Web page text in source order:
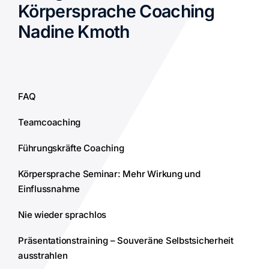
Körpersprache Coaching
Nadine Kmoth
FAQ
Teamcoaching
Führungskräfte Coaching
Körpersprache Seminar: Mehr Wirkung und
Einflussnahme
Nie wieder sprachlos
Präsentationstraining – Souveräne Selbstsicherheit
ausstrahlen